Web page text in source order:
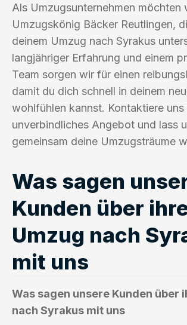
Als Umzugsunternehmen möchten
Umzugskönig Bäcker Reutlingen,
deinem Umzug nach Syrakus
langjähriger Erfahrung und einem
Team sorgen wir für einen
damit du dich schnell in deinem
wohlfühlen kannst. Kontaktiere uns
unverbindliches Angebot und lass
gemeinsam deine Umzugsträume
Was sagen
Kunden über
Umzug nach
mit uns
Was sagen unsere Kunden über
nach Syrakus mit uns